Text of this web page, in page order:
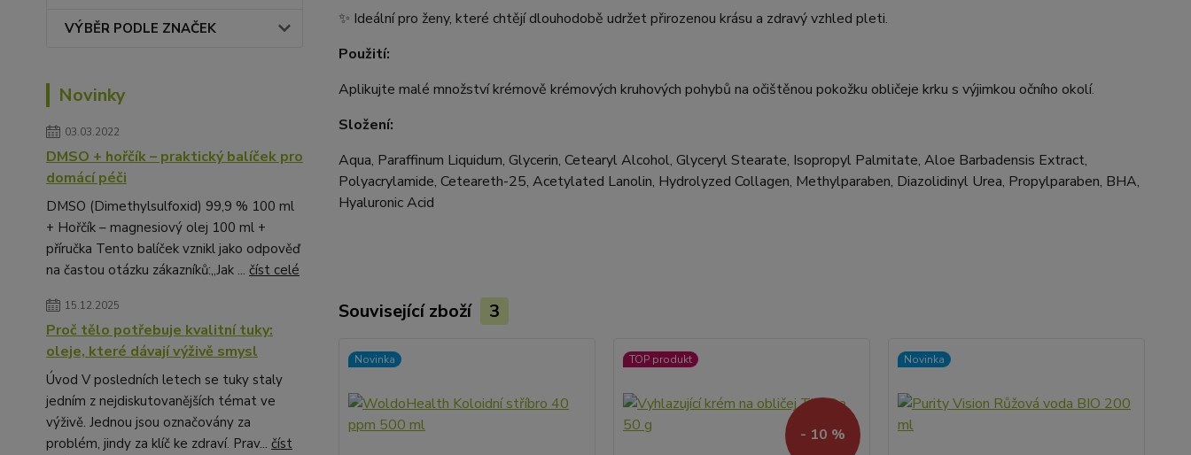
VÝBĚR PODLE ZNAČEK
Novinky
03.03.2022
DMSO + hořčík – praktický balíček pro
domácí péči
DMSO (Dimethylsulfoxid) 99,9 % 100 ml
+ Hořčík – magnesiový olej 100 ml +
příručka Tento balíček vznikl jako odpověď
na častou otázku zákazníků:„Jak ... číst celé
15.12.2025
Proč tělo potřebuje kvalitní tuky:
oleje, které dávají výživě smysl
Úvod V posledních letech se tuky staly
jedním z nejdiskutovanějších témat ve
výživě. Jednou jsou označovány za
problém, jindy za klíč ke zdraví. Prav... číst
✨ Ideální pro ženy, které chtějí dlouhodobě udržet přirozenou krásu a zdravý vzhled pleti.
Použití:
Aplikujte malé množství krémově krémových kruhových pohybů na očištěnou pokožku obličeje krku s výjimkou očního okolí.
Složení:
Aqua, Paraffinum Liquidum, Glycerin, Cetearyl Alcohol, Glyceryl Stearate, Isopropyl Palmitate, Aloe Barbadensis Extract,
Polyacrylamide, Ceteareth-25, Acetylated Lanolin, Hydrolyzed Collagen, Methylparaben, Diazolidinyl Urea, Propylparaben, BHA,
Hyaluronic Acid
Související zboží 3
Novinka TOP produkt
- 10 %
Novinka